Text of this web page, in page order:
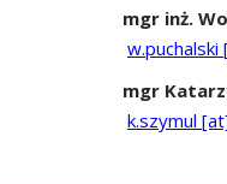
mgr inż.
w.puchalski
mgr
k.szymul